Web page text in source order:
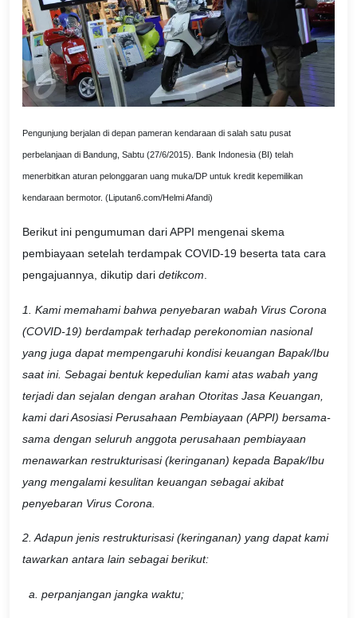
Pengunjung berjalan di depan pameran kendaraan di salah satu pusat
perbelanjaan di Bandung, Sabtu (27/6/2015). Bank Indonesia (BI) telah
menerbitkan aturan pelonggaran uang muka/DP untuk kredit kepemilikan
kendaraan bermotor. (Liputan6.com/Helmi Afandi)
Berikut ini pengumuman dari APPI mengenai skema
pembiayaan setelah terdampak COVID-19 beserta tata cara
pengajuannya, dikutip dari detikcom
1. Kami memahami bahwa penyebaran wabah Virus Corona
(COVID-19) berdampak terhadap perekonomian nasional
yang juga dapat mempengaruhi kondisi keuangan Bapak/Ibu
saat ini. Sebagai bentuk kepedulian kami atas wabah yang
terjadi dan sejalan dengan arahan Otoritas Jasa Keuangan,
kami dari Asosiasi Perusahaan Pembiayaan (APPI) bersama-
sama dengan seluruh anggota perusahaan pembiayaan
menawarkan restrukturisasi (keringanan) kepada Bapak/Ibu
yang mengalami kesulitan keuangan sebagai akibat
penyebaran Virus Corona.
2. Adapun jenis restrukturisasi (keringanan) yang dapat kami
tawarkan antara lain sebagai berikut:
a. perpanjangan jangka waktu;